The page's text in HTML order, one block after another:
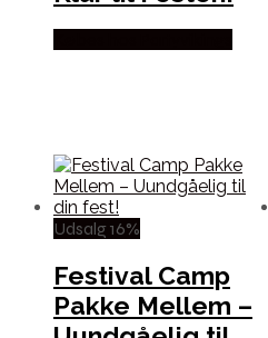
Udsalg 16%
Festival Camp
Pakke Mellem –